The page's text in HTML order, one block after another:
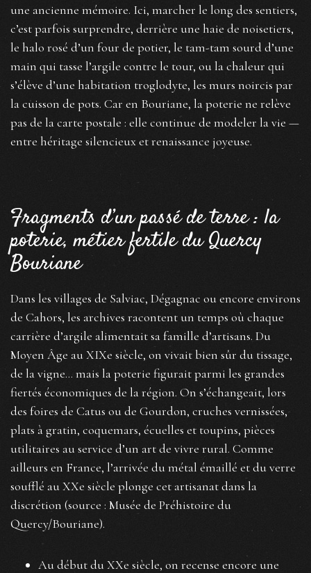
une ancienne mémoire. Ici, marcher le long des sentiers,
c’est parfois surprendre, derrière une haie de noisetiers,
le halo rosé d’un four de potier, le tam-tam sourd d’une
main qui tasse l’argile contre le tour, ou la chaleur qui
s’élève d’une habitation troglodyte, les murs noircis par
la cuisson de pots. Car en Bouriane, la poterie ne relève
pas de la carte postale : elle continue de modeler la vie —
entre héritage silencieux et renaissance joyeuse.
Fragments d’un passé de terre : la
poterie, métier fertile du Quercy
Bouriane
Dans les villages de Salviac, Dégagnac ou encore environs
de Cahors, les archives racontent un temps où chaque
carrière d’argile alimentait sa famille d’artisans. Du
Moyen Âge au XIXe siècle, on vivait bien sûr du tissage,
de la vigne… mais la poterie figurait parmi les grandes
fiertés économiques de la région. On s’échangeait, lors
des foires de Catus ou de Gourdon, cruches vernissées,
plats à gratin, coquemars, écuelles et toupins, pièces
utilitaires au service d’un art de vivre rural. Comme
ailleurs en France, l’arrivée du métal émaillé et du verre
soufflé au XXe siècle plonge cet artisanat dans la
discrétion (source : Musée de Préhistoire du
Quercy/Bouriane).
Au début du XXe siècle, on recense encore une